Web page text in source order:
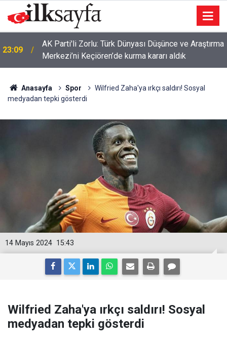
23:09
AK Parti'li Zorlu: Türk Dünyası Düşünce ve Araştırma
Merkezi’ni Keçiören’de kurma kararı aldık
Anasayfa Spor
Wilfried Zaha'ya ırkçı saldırı! Sosyal
medyadan tepki gösterdi
15:43
14 Mayıs 2024
Wilfried Zaha'ya ırkçı saldırı! Sosyal
medyadan tepki gösterdi